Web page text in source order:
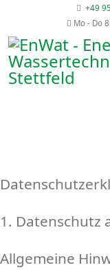
+49
Mo - Do
1. Datenschutz
Allgemeine